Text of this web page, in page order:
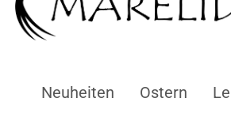
Neuheiten Ostern